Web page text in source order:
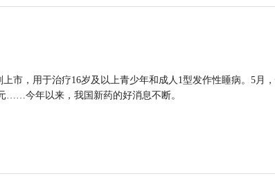
市，用于治疗16岁及以上青少年和成人1型发作性睡病。5月
……今年以来，我国新药的好消息不断。